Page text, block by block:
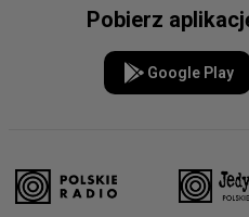
Pobierz
Google Play